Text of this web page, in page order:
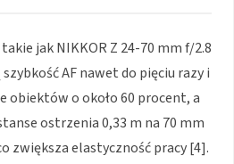
jak NIKKOR Z 24-70 mm f/2.8
AF nawet do pięciu razy i
obiektów o około 60 procent, a
ostrzenia 0,33 m na 70 mm
zwiększa elastyczność pracy [4].